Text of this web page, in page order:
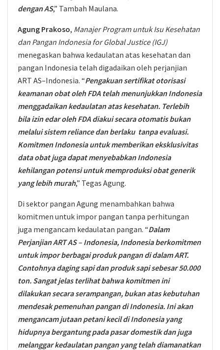
dengan AS,” Tambah Maulana.
Agung Prakoso, Manajer Program untuk Isu Kesehatan
dan Pangan Indonesia for Global Justice (IGJ)
menegaskan bahwa kedaulatan atas kesehatan dan
pangan Indonesia telah digadaikan oleh perjanjian
ART AS–Indonesia. “Pengakuan sertifikat otorisasi
keamanan obat oleh FDA telah menunjukkan Indonesia
menggadaikan kedaulatan atas kesehatan. Terlebih
bila izin edar oleh FDA diakui secara otomatis bukan
melalui sistem reliance dan berlaku tanpa evaluasi.
Komitmen Indonesia untuk memberikan eksklusivitas
data obat juga dapat menyebabkan Indonesia
kehilangan potensi untuk memproduksi obat generik
yang lebih murah,” Tegas Agung.
Di sektor pangan Agung menambahkan bahwa
komitmen untuk impor pangan tanpa perhitungan
juga mengancam kedaulatan pangan. “Dalam
Perjanjian ART AS – Indonesia, Indonesia berkomitmen
untuk impor berbagai produk pangan di dalam ART.
Contohnya daging sapi dan produk sapi sebesar 50.000
ton. Sangat jelas terlihat bahwa komitmen ini
dilakukan secara serampangan, bukan atas kebutuhan
mendesak pemenuhan pangan di Indonesia. Ini akan
mengancam jutaan petani kecil di Indonesia yang
hidupnya bergantung pada pasar domestik dan juga
melanggar kedaulatan pangan yang telah diamanatkan